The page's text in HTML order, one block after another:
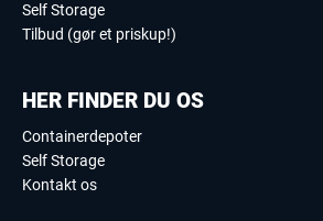
Self Storage
Tilbud (gør et priskup!)
HER FINDER DU OS
Containerdepoter
Self Storage
Kontakt os